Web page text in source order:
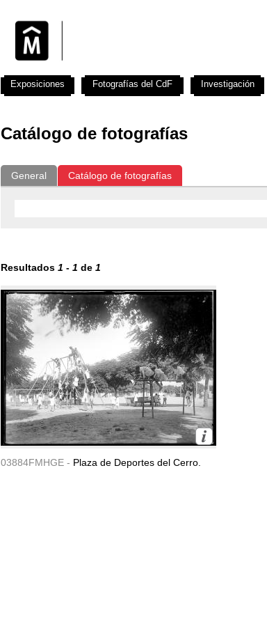
Catálogo de fotografías
General Catálogo de fotografías
Resultados 1 - 1 de 1
03884FMHGE - Plaza de Deportes del Cerro.
Exposiciones Fotografías del CdF Investigación